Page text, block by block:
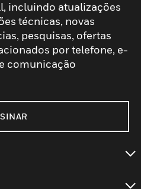
incluindo atualizações
técnicas, novas
pesquisas, ofertas
por telefone, e-
comunicação